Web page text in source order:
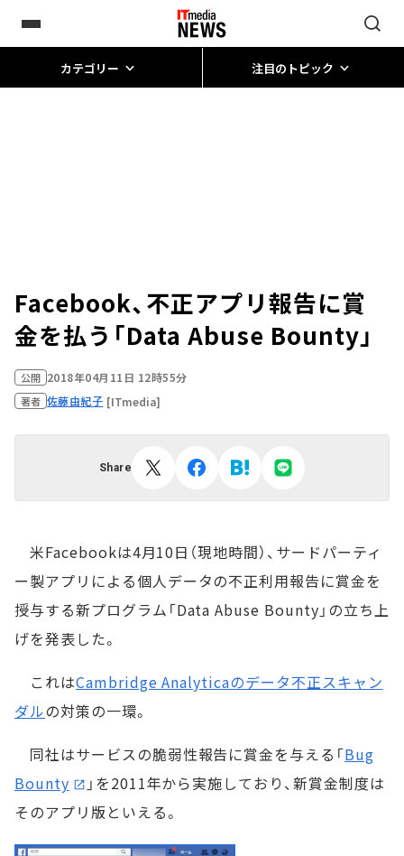
カテゴリー 注目のトピック
Facebook、不正アプリ報告に賞
金を払う「Data Abuse Bounty」
公開 2018年04月11日 12時55分
著者 佐藤由紀子 [ITmedia]
Share
米Facebookは4月10日（現地時間）、サードパーティ
ー製アプリによる個人データの不正利用報告に賞金を
授与する新プログラム「Data Abuse Bounty」の立ち上
げを発表した。
これはCambridge Analyticaのデータ不正スキャン
ダルの対策の一環。
同社はサービスの脆弱性報告に賞金を与える「Bug
Bounty
」を2011年から実施しており、新賞金制度は
そのアプリ版といえる。